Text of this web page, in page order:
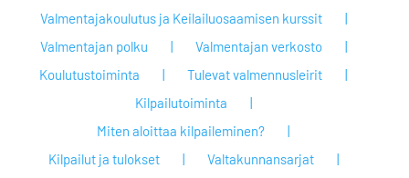
Valmentajakoulutus ja Keilailuosaamisen kurssit
Valmentajan polku
Valmentajan verkosto
Koulutustoiminta
Tulevat valmennusleirit
Kilpailutoiminta
Miten aloittaa kilpaileminen?
Kilpailut ja tulokset
Valtakunnansarjat